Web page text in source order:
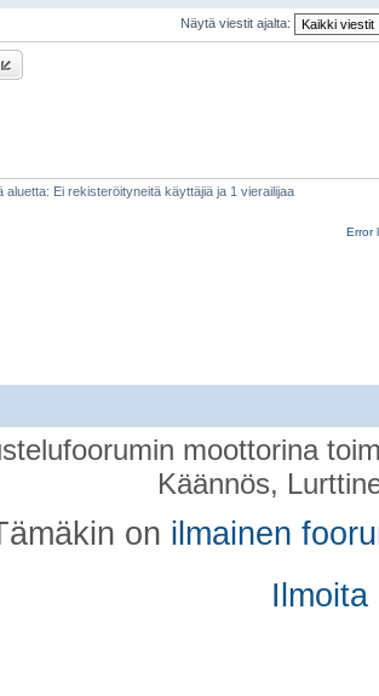
Näytä viestit ajalta:
aluetta: Ei rekisteröityneitä käyttäjiä ja 1 vierailijaa
Error
moottorina
Käännös,
on ilmainen